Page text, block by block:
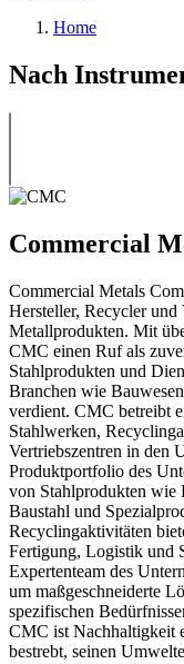
Home
Nach
Commercial
Commercial Metals
Hersteller, Recycler
Metallprodukten. Mit
CMC einen Ruf als
Stahlprodukten und
Branchen wie
verdient. CMC betreibt
Stahlwerken,
Vertriebszentren in den
Produktportfolio des
von Stahlprodukten wie
Baustahl und
Recyclingaktivitäten
Fertigung, Logistik und
Expertenteam des
um maßgeschneiderte
spezifischen
CMC ist Nachhaltigkeit
bestrebt, seinen